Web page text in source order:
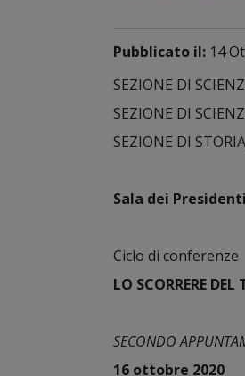
Pubblicato il: 14
SEZIONE DI
SEZIONE DI
SEZIONE DI
Sala dei Presidenti
Ciclo di conferenze
LO SCORRERE DEL
SECONDO
16 ottobre 2020